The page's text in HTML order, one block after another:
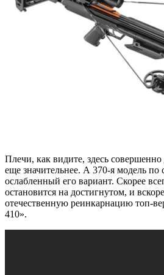
Плечи, как видите, здесь
еще значительнее. А 370-я модель по
ослабленный его вариант. Скорее
остановится на достигнутом, и
отечественную реинкарнацию топ-
410».